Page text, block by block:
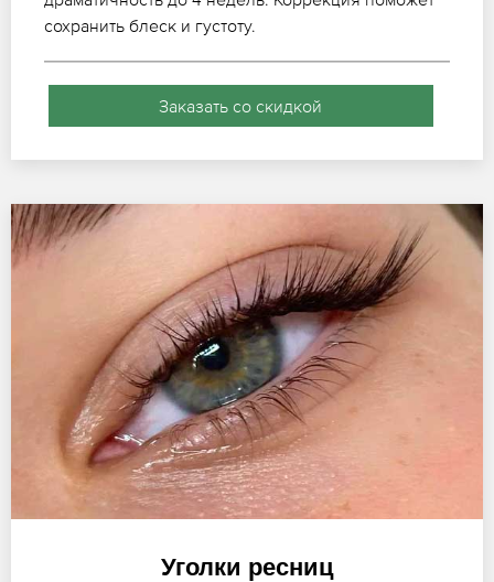
сохранить блеск и густоту.
Заказать со скидкой
Уголки ресниц